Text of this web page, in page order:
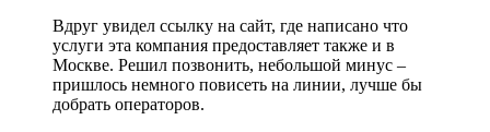
Вдруг увидел ссылку на сайт, где написано что
услуги эта компания предоставляет также и в
Москве. Решил позвонить, небольшой минус –
пришлось немного повисеть на линии, лучше бы
добрать операторов.